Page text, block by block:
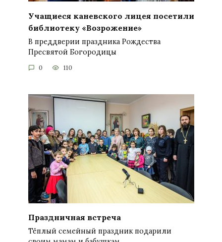
Учащиеся каневского лицея посетили
библиотеку «Возрожение»
В преддверии праздника Рождества
Пресвятой Богородицы
0 110
Праздничная встреча
Тёплый семейный праздник подарили